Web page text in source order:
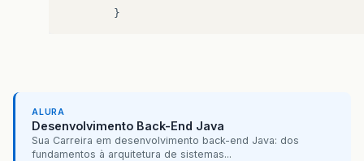
}
ALURA
Desenvolvimento Back-End Java
Sua Carreira em desenvolvimento back-end Java: dos
fundamentos à arquitetura de sistemas...